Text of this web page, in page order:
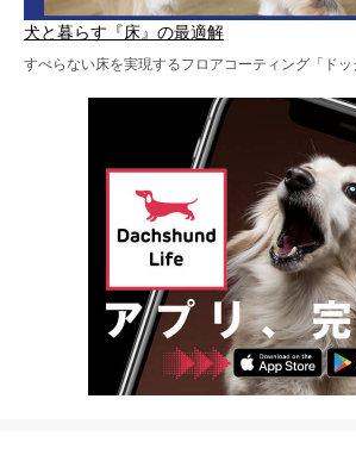
犬と暮らす『床』の最適解
すべらない床を実現するフロアコーティング「ドッ